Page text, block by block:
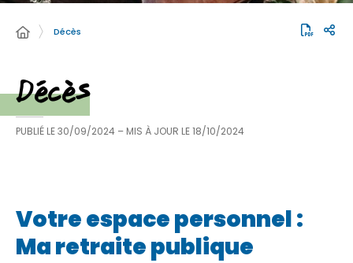
Décès
Décès
PUBLIÉ LE30/09/2024 – MIS À JOUR LE18/10/2024
Votre espace personnel :
Ma retraite publique